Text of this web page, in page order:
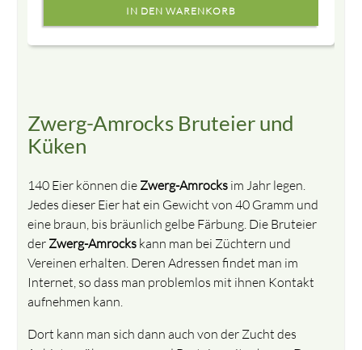
Zwerg-Amrocks Bruteier und
Küken
140 Eier können die Zwerg-Amrocks im Jahr legen.
Jedes dieser Eier hat ein Gewicht von 40 Gramm und
eine braun, bis bräunlich gelbe Färbung. Die Bruteier
der Zwerg-Amrocks kann man bei Züchtern und
Vereinen erhalten. Deren Adressen findet man im
Internet, so dass man problemlos mit ihnen Kontakt
aufnehmen kann.
Dort kann man sich dann auch von der Zucht des